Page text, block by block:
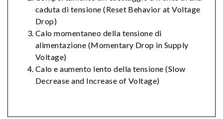
caduta di tensione (Reset Behavior at Voltage
Drop)
Calo momentaneo della tensione di
alimentazione (Momentary Drop in Supply
Voltage)
Calo e aumento lento della tensione (Slow
Decrease and Increase of Voltage)